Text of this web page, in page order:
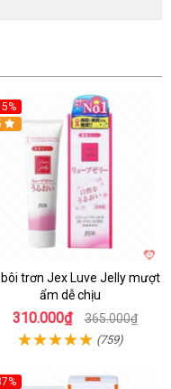
bôi trơn Jex Luve Jelly mượt
ẩm dễ chịu
310.000₫ 365.000₫
(759)